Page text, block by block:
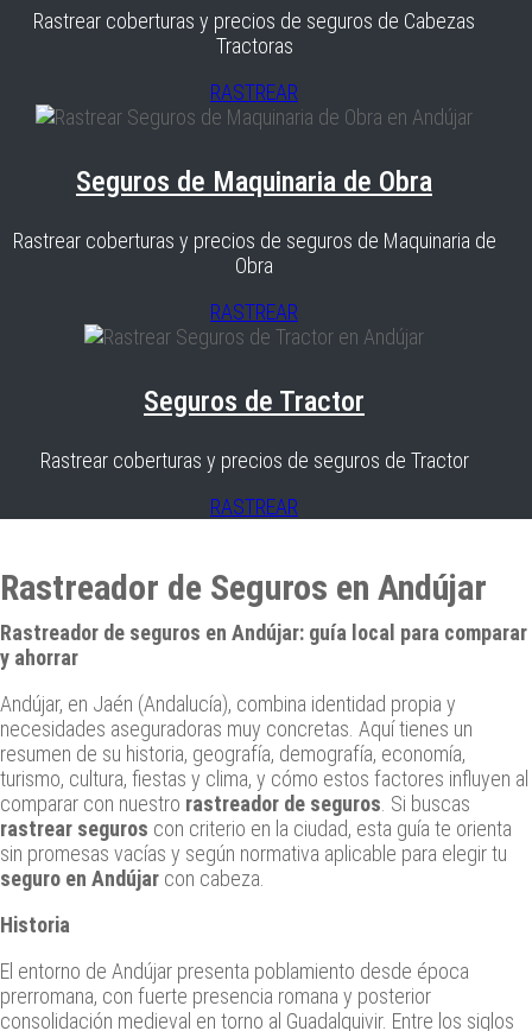
Rastrear coberturas y precios de seguros de Cabezas
Tractoras
RASTREAR
Seguros de Maquinaria de Obra
Rastrear coberturas y precios de seguros de Maquinaria de
Obra
RASTREAR
Seguros de Tractor
Rastrear coberturas y precios de seguros de Tractor
RASTREAR
Rastreador de Seguros en Andújar
Rastreador de seguros en Andújar: guía local para comparar
y ahorrar
Andújar, en Jaén (Andalucía), combina identidad propia y
necesidades aseguradoras muy concretas. Aquí tienes un
resumen de su historia, geografía, demografía, economía,
turismo, cultura, fiestas y clima, y cómo estos factores influyen al
comparar con nuestro rastreador de seguros . Si buscas
rastrear seguros con criterio en la ciudad, esta guía te orienta
sin promesas vacías y según normativa aplicable para elegir tu
seguro en Andújar con cabeza.
Historia
El entorno de Andújar presenta poblamiento desde época
prerromana, con fuerte presencia romana y posterior
consolidación medieval en torno al Guadalquivir. Entre los siglos